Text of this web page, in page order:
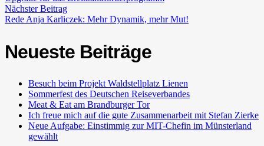
Nächster Beitrag
Rede Anja Karliczek: Mehr Dynamik, mehr Mut!
Neueste Beiträge
Besuch beim Projekt Waldstellplatz Lienen
Sommerfest des Deutschen Reiseverbandes
Meat & Eat am Brandburger Tor
Ich freue mich auf die gute Zusammenarbeit mit Stefan Zierke
Neue Aufgabe: Einstimmig zur MIT-Chefin im Münsterland
gewählt